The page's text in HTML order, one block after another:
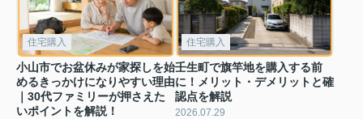
住宅購入
小山市でお盆休みが家探しを始
めるきっかけになりやすい理由
｜30代ファミリーが押さえた
いポイントを解説！
住宅購入
壬生町で旗竿地を購入する前
に！メリット・デメリットと確
認点を解説
2026.07.29